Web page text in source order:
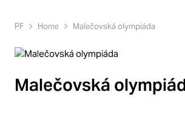
PF Home Malečovská olympiáda
Malečovská